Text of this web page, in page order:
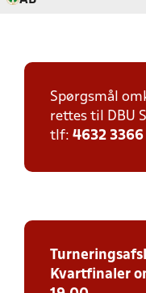
Spørgsmål
rettes til DBU
tlf: 4632 3366
Kvartfinaler